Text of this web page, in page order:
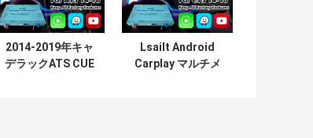
2014-2019年キャ
デラックATS CUE
Lsailt Android
Carplay マルチメ